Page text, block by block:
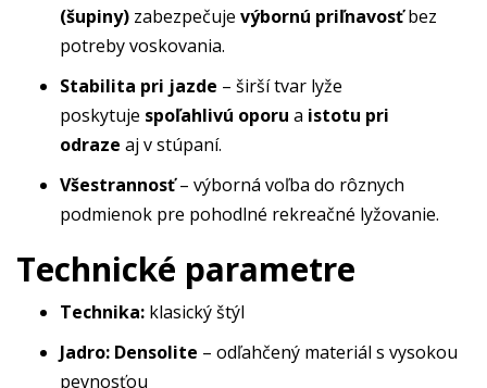
(šupiny) zabezpečuje výbornú priľnavosťbez
potreby voskovania.
Stabilita pri jazde – širší tvar lyže
poskytuje spoľahlivú oporu a istotu pri
odraze aj v stúpaní.
Všestrannosť– výborná voľba do rôznych
podmienok pre pohodlné rekreačné lyžovanie.
Technické parametre
Technika: klasický štýl
Jadro: Densolite – odľahčený materiál s vysokou
pevnosťou